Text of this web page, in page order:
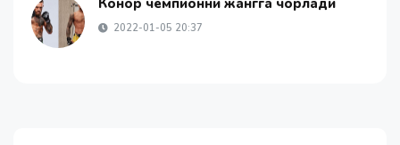
Конор чемпионни жангга чорлади
2022-01-05 20:37